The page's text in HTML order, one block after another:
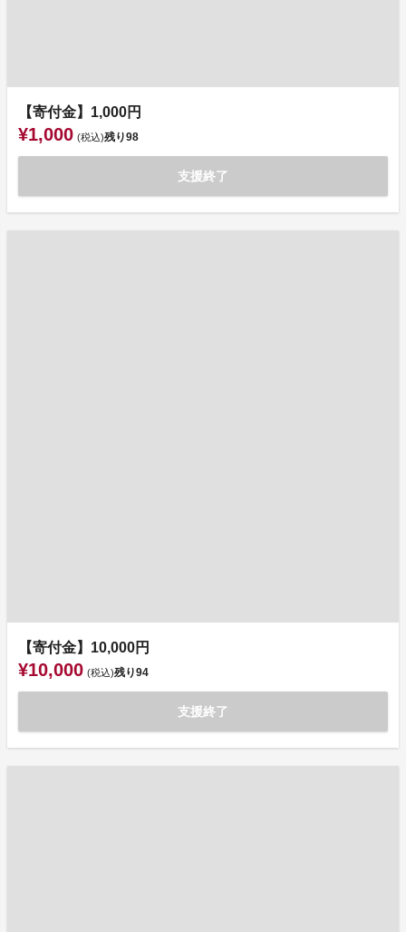
【寄付金】1,000円
¥1,000 (税込)残り98
支援終了
【寄付金】10,000円
¥10,000 (税込)残り94
支援終了